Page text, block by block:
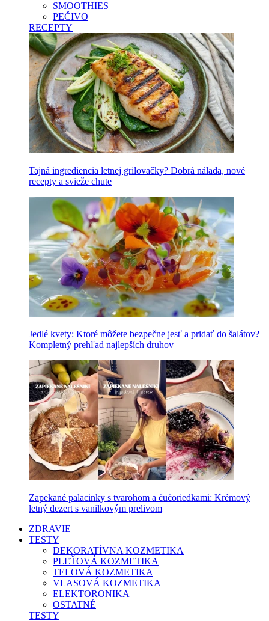
SMOOTHIES
PEČIVO
RECEPTY
Tajná ingrediencia letnej grilovačky? Dobrá nálada, nové
recepty a svieže chute
Jedlé kvety: Ktoré môžete bezpečne jesť a pridať do šalátov?
Kompletný prehľad najlepších druhov
Zapekané palacinky s tvarohom a čučoriedkami: Krémový
letný dezert s vanilkovým prelivom
ZDRAVIE
TESTY
DEKORATÍVNA KOZMETIKA
PLEŤOVÁ KOZMETIKA
TELOVÁ KOZMETIKA
VLASOVÁ KOZMETIKA
ELEKTORONIKA
OSTATNÉ
TESTY